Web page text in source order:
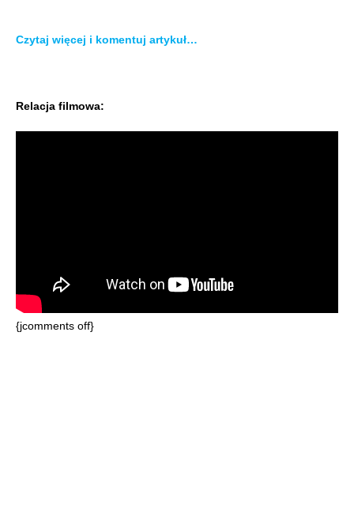
Czytaj więcej i komentuj artykuł…
Relacja filmowa:
{jcomments off}